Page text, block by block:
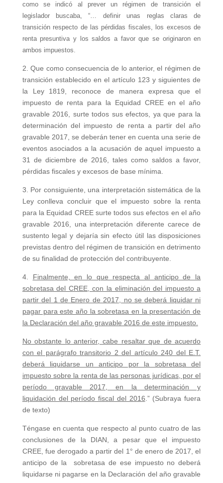
como se indicó al prever un régimen de transición el
legislador buscaba, “… definir unas reglas claras de
transición respecto de las pérdidas fiscales, los excesos de
renta presuntiva y los saldos a favor que se originaron en
ambos impuestos.
2. Que como consecuencia de lo anterior, el régimen de
transición establecido en el artículo 123 y siguientes de
la Ley 1819, reconoce de manera expresa que el
impuesto de renta para la Equidad CREE en el año
gravable 2016, surte todos sus efectos, ya que para la
determinación del impuesto de renta a partir del año
gravable 2017, se deberán tener en cuenta una serie de
eventos asociados a la acusación de aquel impuesto a
31 de diciembre de 2016, tales como saldos a favor,
pérdidas fiscales y excesos de base mínima.
3. Por consiguiente, una interpretación sistemática de la
Ley conlleva concluir que el impuesto sobre la renta
para la Equidad CREE surte todos sus efectos en el año
gravable 2016, una interpretación diferente carece de
sustento legal y dejaría sin efecto útil las disposiciones
previstas dentro del régimen de transición en detrimento
de su finalidad de protección del contribuyente.
4. Finalmente, en lo que respecta al anticipo de la
sobretasa del CREE, con la eliminación del impuesto a
partir del 1 de Enero de 2017, no se deberá liquidar ni
pagar para este año la sobretasa en la presentación de
la Declaración del año gravable 2016 de este impuesto.
No obstante lo anterior, cabe resaltar que de acuerdo
con el parágrafo transitorio 2 del artículo 240 del E.T.
deberá liquidarse un anticipo por la sobretasa del
impuesto sobre la renta de las personas jurídicas, por el
período gravable 2017, en la determinación y
liquidación del período fiscal del 2016 .” (Subraya fuera
de texto)
Téngase en cuenta que respecto al punto cuatro de las
conclusiones de la DIAN, a pesar que el impuesto
CREE, fue derogado a partir del 1° de enero de 2017, el
anticipo de la sobretasa de ese impuesto no deberá
liquidarse ni pagarse en la Declaración del año gravable